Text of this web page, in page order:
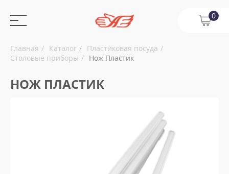
0
Главная Каталог
Пластиковая посуда
Столовые приборы
Нож Пластик
НОЖ ПЛАСТИК